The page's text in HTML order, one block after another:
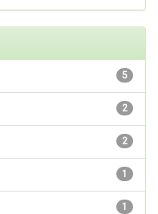
5
2
2
1
1